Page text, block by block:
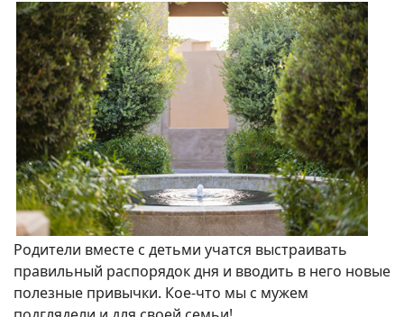
Родители вместе с детьми учатся выстраивать
правильный распорядок дня и вводить в него новые
полезные привычки. Кое-что мы с мужем